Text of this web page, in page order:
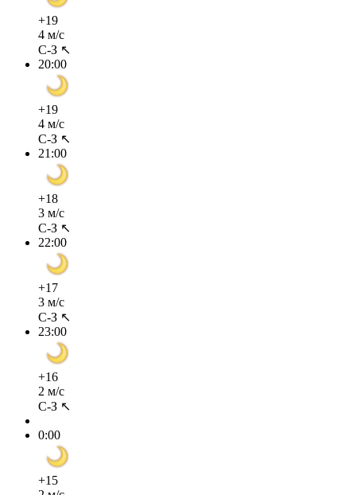
+19
4 м/с
С-З ↖
20:00
+19
4 м/с
С-З ↖
21:00
+18
3 м/с
С-З ↖
22:00
+17
3 м/с
С-З ↖
23:00
+16
2 м/с
С-З ↖
0:00
+15